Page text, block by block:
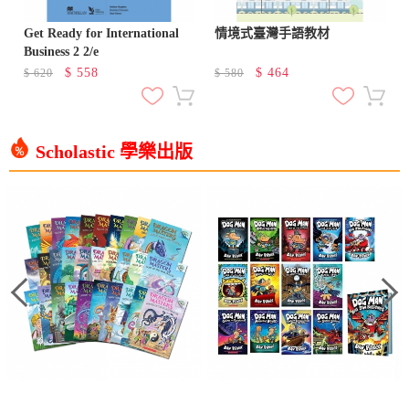
Get Ready for International
Business 2 2/e
$620 $ 558
情境式臺灣手語教材
$580 $ 464
Scholastic 學樂出版